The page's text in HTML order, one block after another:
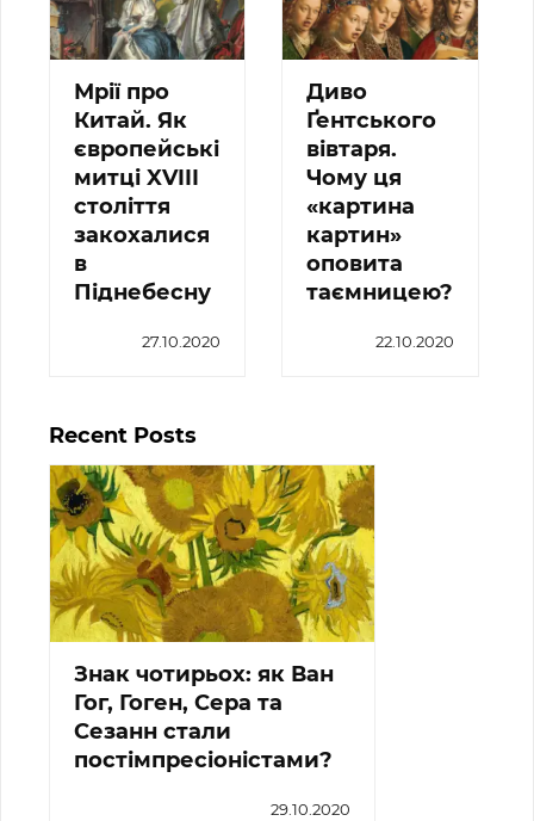
Мрії про
Китай. Як
європейські
митці XVIII
століття
закохалися
в
Піднебесну
27.10.2020
Диво
Ґентського
вівтаря.
Чому ця
«картина
картин»
оповита
таємницею?
22.10.2020
Recent Posts
Знак чотирьох: як Ван
Гог, Гоген, Сера та
Сезанн стали
постімпресіоністами?
29.10.2020